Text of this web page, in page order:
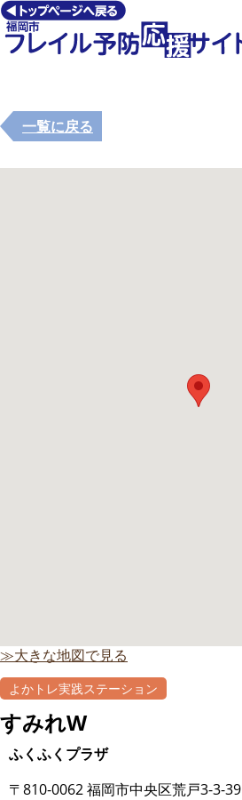
一覧に戻る
≫大きな地図で見る
よかトレ実践ステーション
すみれW
ふくふくプラザ
〒810-0062 福岡市中央区荒戸3-3-39